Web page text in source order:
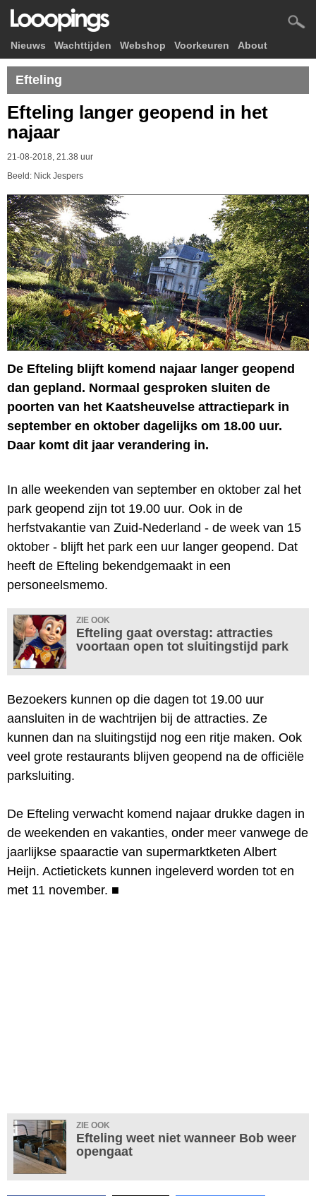
Nieuws Wachttijden Webshop Voorkeuren About
Efteling
Efteling langer geopend in het
najaar
21-08-2018, 21.38 uur
Beeld: Nick Jespers
De Efteling blijft komend najaar langer geopend
dan gepland. Normaal gesproken sluiten de
poorten van het Kaatsheuvelse attractiepark in
september en oktober dagelijks om 18.00 uur.
Daar komt dit jaar verandering in.
In alle weekenden van september en oktober zal het
park geopend zijn tot 19.00 uur. Ook in de
herfstvakantie van Zuid-Nederland - de week van 15
oktober - blijft het park een uur langer geopend. Dat
heeft de Efteling bekendgemaakt in een
personeelsmemo.
ZIE OOK
Efteling gaat overstag: attracties
voortaan open tot sluitingstijd park
Bezoekers kunnen op die dagen tot 19.00 uur
aansluiten in de wachtrijen bij de attracties. Ze
kunnen dan na sluitingstijd nog een ritje maken. Ook
veel grote restaurants blijven geopend na de officiële
parksluiting.
De Efteling verwacht komend najaar drukke dagen in
de weekenden en vakanties, onder meer vanwege de
jaarlijkse spaaractie van supermarktketen Albert
Heijn. Actietickets kunnen ingeleverd worden tot en
met 11 november. ■
ZIE OOK
Efteling weet niet wanneer Bob weer
opengaat